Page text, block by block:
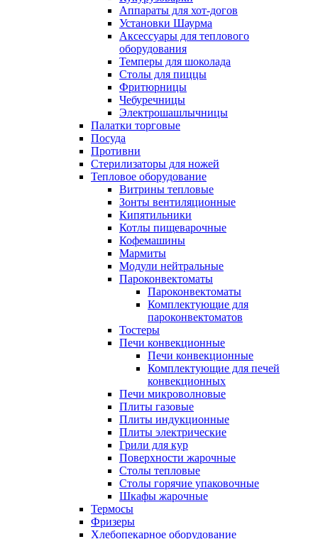
Аппараты для хот-догов
Установки Шаурма
Аксессуары для теплового
оборудования
Темперы для шоколада
Столы для пиццы
Фритюрницы
Чебуречницы
Электрошашлычницы
Палатки торговые
Посуда
Противни
Стерилизаторы для ножей
Тепловое оборудование
Витрины тепловые
Зонты вентиляционные
Кипятильники
Котлы пищеварочные
Кофемашины
Мармиты
Модули нейтральные
Пароконвектоматы
Пароконвектоматы
Комплектующие для
пароконвектоматов
Тостеры
Печи конвекционные
Печи конвекционные
Комплектующие для печей
конвекционных
Печи микроволновые
Плиты газовые
Плиты индукционные
Плиты электрические
Грили для кур
Поверхности жарочные
Столы тепловые
Столы горячие упаковочные
Шкафы жарочные
Термосы
Фризеры
Хлебопекарное оборудование